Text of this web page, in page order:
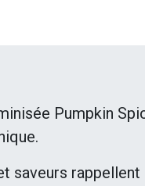
Pumpkin
saveurs